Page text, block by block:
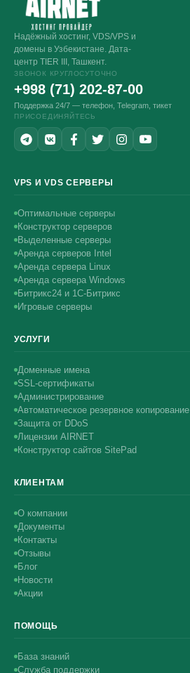
Надёжный хостинг, VDS/VPS и
домены в Узбекистане. Дата-
центр TIER III, Ташкент.
ЗВОНОК КРУГЛОСУТОЧНО
+998 (71) 202-87-00
Поддержка 24/7 — телефон, Telegram, тикет
ПРИСОЕДИНЯЙТЕСЬ
VPS И VDS СЕРВЕРЫ
Оптимальные серверы
Конструктор серверов
Выделенные серверы
Аренда серверов Intel
Аренда сервера Linux
Аренда сервера Windows
Битрикс24 и 1С-Битрикс
Игровые серверы
УСЛУГИ
Доменные имена
SSL-сертификаты
Администрирование
Автоматическое резервное копирование
Защита от DDoS
Лицензии AIRNET
Конструктор сайтов SitePad
КЛИЕНТАМ
О компании
Документы
Контакты
Отзывы
Блог
Новости
Акции
ПОМОЩЬ
База знаний
Служба поддержки